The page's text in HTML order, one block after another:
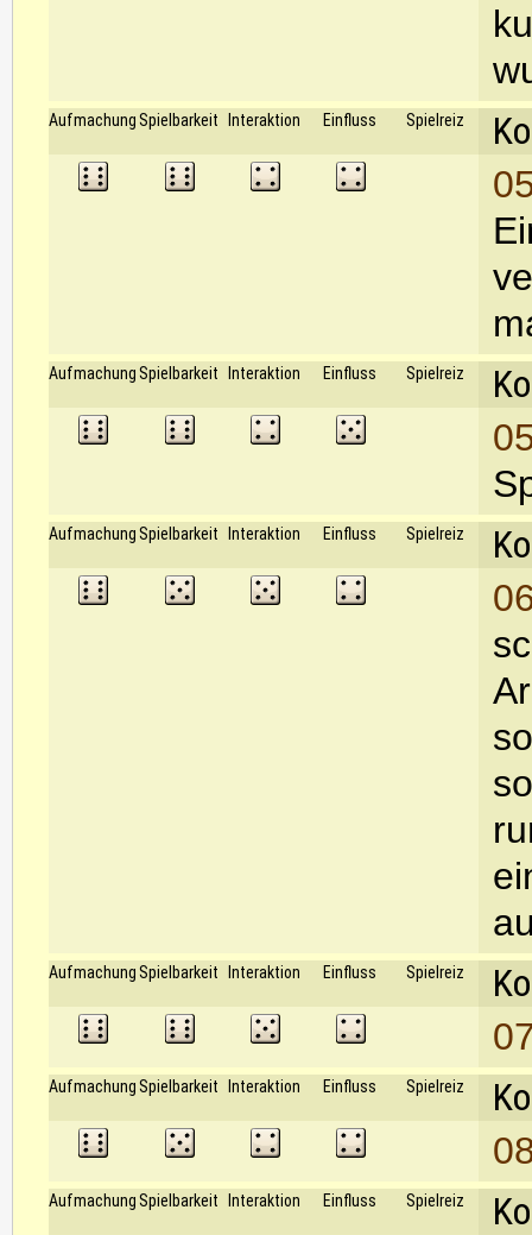
Aufmachung Spielbarkeit Interaktion Einfluss Spielreiz
Aufmachung Spielbarkeit Interaktion Einfluss Spielreiz
Aufmachung Spielbarkeit Interaktion Einfluss Spielreiz
Aufmachung Spielbarkeit Interaktion Einfluss Spielreiz
Aufmachung Spielbarkeit Interaktion Einfluss Spielreiz
Aufmachung Spielbarkeit Interaktion Einfluss Spielreiz